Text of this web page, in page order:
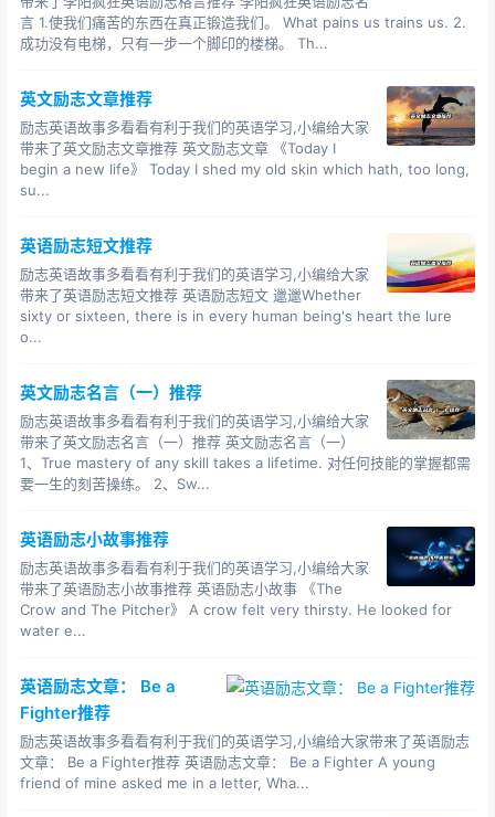
Man struggles upwards; water flows downwards.
人往高处走，水往低处流。
Nothing seek, nothing find.
无所求则无所获。（励志名言 youze.cc）
One needs 3 things to be truly happy living in the
world: some thing to do, some one to love, some
在这个世界我们只需拥有三件事便可真正快乐:有自己向往
的事业;有自己爱的人;还有希望.
I disapprove of what you say, but I will defend to the
death your right to say it. ( Voltaire )
我不同意你说的话，但我愿意誓死捍卫你说话的权利。
（伏尔泰）
All things in their being are good for something.
天生我才必有用。
失败乃成功之母。
Twenty years from now you will be more
disappointed by the things that you didn't do than by
今后二十年你会因为没做某事，而不是做了某事而失望。
——马克·吐温
Truth needs no colour; beauty , no pencil. —— William
Shakespeare
真理不需色彩，美丽不需涂饰。——W·莎士比亚
言 1.使我们痛苦的东西在真正锻造我们。 What pains us trains us. 2.
成功没有电梯，只有一步一个脚印的楼梯。 Th...
英文励志文章推荐
励志英语故事多看看有利于我们的英语学习,小编给大家
带来了英文励志文章推荐 英文励志文章 《Today I
begin a new life》 Today I shed my old skin which hath, too long,
su...
英语励志短文推荐
励志英语故事多看看有利于我们的英语学习,小编给大家
带来了英语励志短文推荐 英语励志短文 邋邋Whether
sixty or sixteen, there is in every human being's heart the lure
o...
英文励志名言（一）推荐
励志英语故事多看看有利于我们的英语学习,小编给大家
带来了英文励志名言（一）推荐 英文励志名言（一）
1、True mastery of any skill takes a lifetime. 对任何技能的掌握都需
要一生的刻苦操练。 2、Sw...
英语励志小故事推荐
励志英语故事多看看有利于我们的英语学习,小编给大家
带来了英语励志小故事推荐 英语励志小故事 《The
Crow and The Pitcher》 A crow felt very thirsty. He looked for
water e...
英语励志文章： Be a
Fighter推荐
励志英语故事多看看有利于我们的英语学习,小编给大家带来了英语励志
文章： Be a Fighter推荐 英语励志文章： Be a Fighter A young
friend of mine asked me in a letter, Wha...